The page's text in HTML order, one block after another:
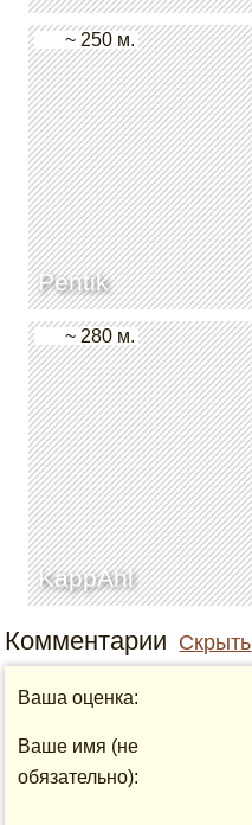
Pentik
~ 250 м.
KappAhl
~ 280 м.
Комментарии Скрыть
Ваша оценка:
Ваше имя (не
обязательно):